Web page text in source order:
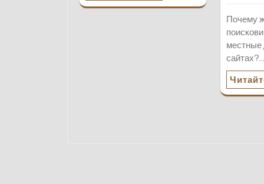
Почему
местные
сайтах?…